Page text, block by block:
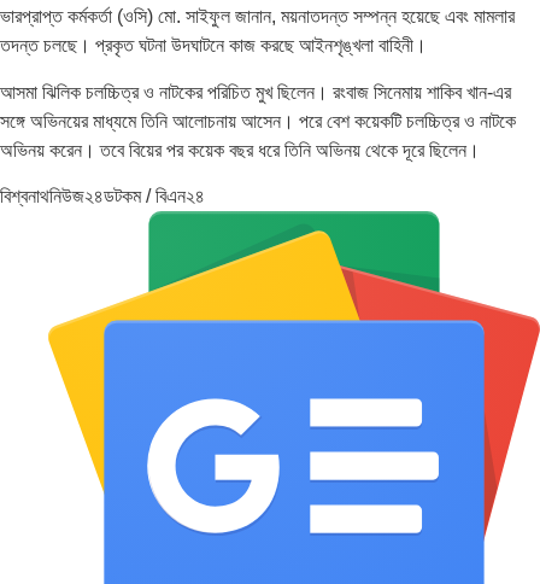
ভারপ্রাপ্ত কর্মকর্তা (ওসি) মো. সাইফুল জানান, ময়নাতদন্ত সম্পন্ন হয়েছে এবং মামলার
তদন্ত চলছে। প্রকৃত ঘটনা উদঘাটনে কাজ করছে আইনশৃঙ্খলা বাহিনী।
আসমা ঝিলিক চলচ্চিত্র ও নাটকের পরিচিত মুখ ছিলেন। রংবাজ সিনেমায় শাকিব খান-এর
সঙ্গে অভিনয়ের মাধ্যমে তিনি আলোচনায় আসেন। পরে বেশ কয়েকটি চলচ্চিত্র ও নাটকে
অভিনয় করেন। তবে বিয়ের পর কয়েক বছর ধরে তিনি অভিনয় থেকে দূরে ছিলেন।
বিশ্বনাথনিউজ২৪ডটকম / বিএন২৪